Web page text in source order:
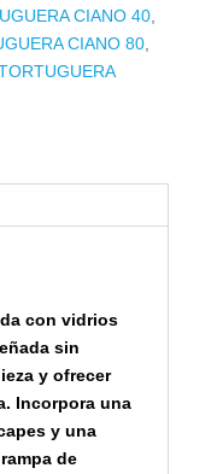
CIANO 40,
CIANO 80,
con vidrios
sin
y ofrecer
Incorpora una
y una
de